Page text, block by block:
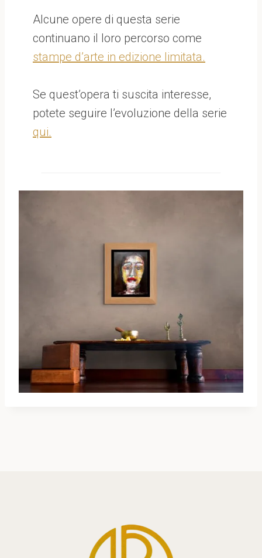
Alcune opere di questa serie
continuano il loro percorso come
stampe d’arte in edizione limitata.
Se quest’opera ti suscita interesse,
potete seguire l’evoluzione della serie
qui.